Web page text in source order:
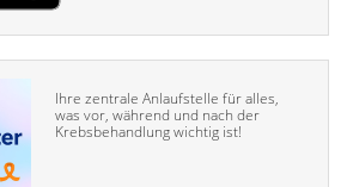
Ihre zentrale Anlaufstelle für alles,
was vor, während und nach der
Krebsbehandlung wichtig ist!